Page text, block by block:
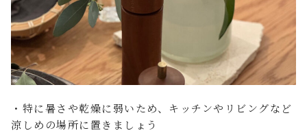
・特に暑さや乾燥に弱いため、キッチンやリビングなど
涼しめの場所に置きましょう